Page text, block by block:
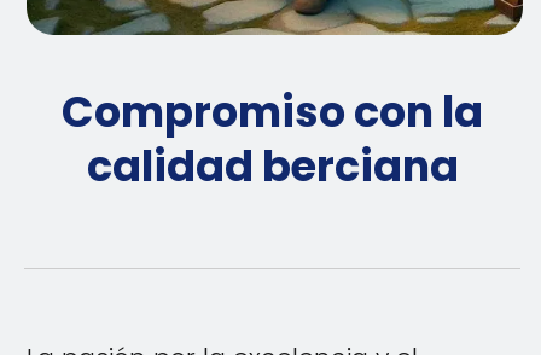
Compromiso con la
calidad berciana